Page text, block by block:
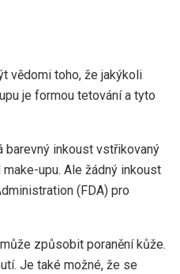
vědomi toho, že jakýkoli
je formou tetování a tyto
barevný inkoust vstřikovaný
upu. Ale žádný inkoust
(FDA) pro
způsobit poranění kůže.
Je také možné, že se